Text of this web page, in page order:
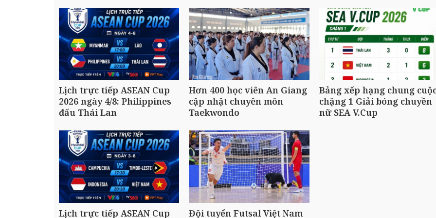
Lịch trực tiếp ASEAN Cup
2026 ngày 4/8: Philippines
đấu Thái Lan
Hơn 400 học viên An Giang
cập nhật chuyên môn
Taekwondo
Bảng xếp hạng chung
chặng 1 Giải bóng chuyền
nữ SEA V.Cup
Lịch trực tiếp ASEAN Cup Đội tuyển Futsal Việt Nam